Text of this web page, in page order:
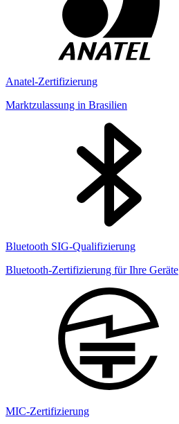
Anatel-Zertifizierung
Marktzulassung in Brasilien
Bluetooth SIG-Qualifizierung
Bluetooth-Zertifizierung für Ihre Geräte
MIC-Zertifizierung